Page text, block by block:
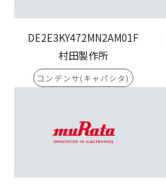
DE2E3KY472MN2AM01F
村田製作所
コンデンサ(キャパシタ)